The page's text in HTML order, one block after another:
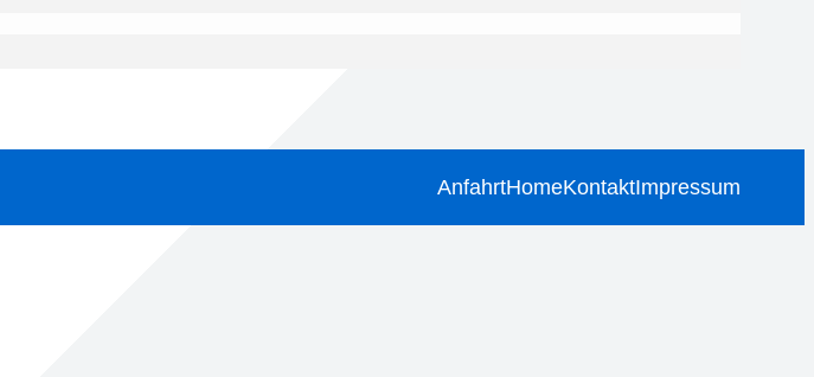
AnfahrtHomeKontaktImpressum